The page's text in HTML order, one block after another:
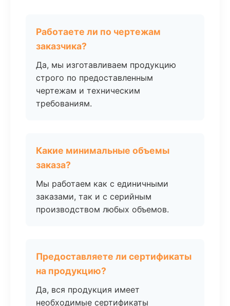
Работаете ли по чертежам
заказчика?
Да, мы изготавливаем продукцию
строго по предоставленным
чертежам и техническим
требованиям.
Какие минимальные объемы
заказа?
Мы работаем как с единичными
заказами, так и с серийным
производством любых объемов.
Предоставляете ли сертификаты
на продукцию?
Да, вся продукция имеет
необходимые сертификаты